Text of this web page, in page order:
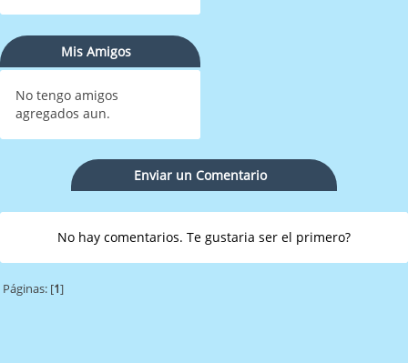
Mis Amigos
No tengo amigos
agregados aun.
Enviar un Comentario
No hay comentarios. Te gustaria ser el primero?
Páginas: [1]